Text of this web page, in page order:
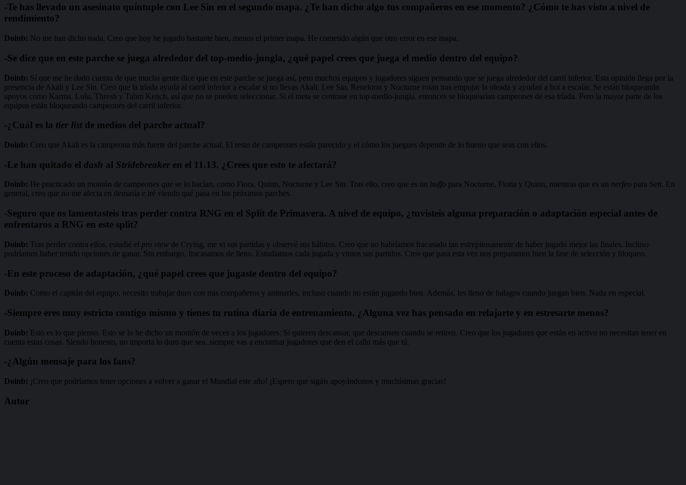
-Te has llevado un asesinato quíntuple con Lee Sin en el segundo mapa. ¿Te han dicho algo tus compañeros en ese momento? ¿Cómo te has visto a nivel de
rendimiento?
Doinb: No me han dicho nada. Creo que hoy he jugado bastante bien, menos el primer mapa. He cometido algún que otro error en ese mapa.
-Se dice que en este parche se juega alrededor del top-medio-jungla, ¿qué papel crees que juega el medio dentro del equipo?
Doinb: Sí que me he dado cuenta de que mucha gente dice que en este parche se juega así, pero muchos equipos y jugadores siguen pensando que se juega alrededor del carril inferior. Esta opinión llega por la
presencia de Akali y Lee Sin. Creo que la tríada ayuda al carril inferior a escalar si no llevas Akali. Lee Sin, Renekton y Nocturne rotan tras empujar la oleada y ayudan a bot a escalar. Se están bloqueando
apoyos como Karma, Lulu, Thresh y Tahm Kench, así que no se pueden seleccionar. Si el meta se centrase en top-medio-jungla, entonces se bloquearían campeones de esa tríada. Pero la mayor parte de los
equipos están bloqueando campeones del carril inferior.
-¿Cuál es la tier listde medios del parche actual?
Doinb: Creo que Akali es la campeona más fuerte del parche actual. El resto de campeones están parecido y el cómo los juegues depende de lo bueno que seas con ellos.
-Le han quitado el dash al Stridebreaker en el 11.13. ¿Crees que esto te afectará?
Doinb: He practicado un montón de campeones que se lo hacían, como Fiora, Quinn, Nocturne y Lee Sin. Tras ello, creo que es un buffo para Nocturne, Fiona y Quinn, mientras que es un nerfeo para Sett. En
general, creo que no me afecta en demasía e iré viendo qué pasa en los próximos parches.
-Seguro que os lamentasteis tras perder contra RNG en el Split de Primavera. A nivel de equipo, ¿tuvisteis alguna preparación o adaptación especial antes de
enfrentaros a RNG en este split?
Doinb: Tras perder contra ellos, estudié el pro view de Crying, me vi sus partidas y observé sus hábitos. Creo que no habríamos fracasado tan estrepitosamente de haber jugado mejor las finales. Incluso
podríamos haber tenido opciones de ganar. Sin embargo, fracasamos de lleno. Estudiamos cada jugada y vimos sus partidos. Creo que para esta vez nos preparamos bien la fase de selección y bloqueo.
-En este proceso de adaptación, ¿qué papel crees que jugaste dentro del equipo?
Doinb: Como el capitán del equipo, necesito trabajar duro con mis compañeros y animarles, incluso cuando no están jugando bien. Además, les lleno de halagos cuando juegan bien. Nada en especial.
-Siempre eres muy estricto contigo mismo y tienes tu rutina diaria de entrenamiento. ¿Alguna vez has pensado en relajarte y en estresarte menos?
Doinb: Esto es lo que pienso. Esto se lo he dicho un montón de veces a los jugadores: Si quieren descansar, que descansen cuando se retiren. Creo que los jugadores que están en activo no necesitan tener en
cuenta estas cosas. Siendo honesto, no importa lo duro que sea, siempre vas a encontrar jugadores que den el callo más que tú.
-¿Algún mensaje para los fans?
Doinb: ¡Creo que podríamos tener opciones a volver a ganar el Mundial este año! ¡Espero que sigáis apoyándonos y muchísimas gracias!
Autor